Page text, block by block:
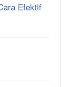
Efektif